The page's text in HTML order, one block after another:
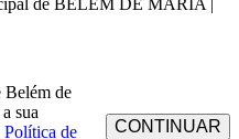
Belém de
sua
Política de CONTINUAR